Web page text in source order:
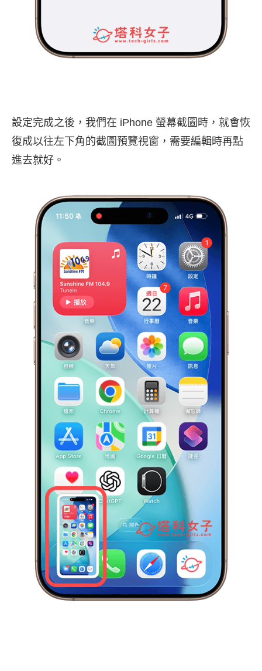
設定完成之後，我們在 iPhone 螢幕截圖時，就會恢
復成以往左下角的截圖預覽視窗，需要編輯時再點
進去就好。